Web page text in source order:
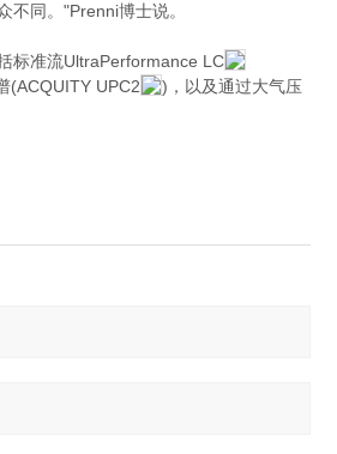
同。"Prenni博士说。
标准流UltraPerformance LC
(ACQUITY UPC2
)，以及通过大气压